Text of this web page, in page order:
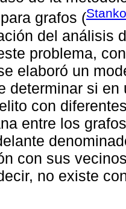
grafos (
del análisis
problema,
elaboró un
determinar si
con
entre los
con sus
no existe